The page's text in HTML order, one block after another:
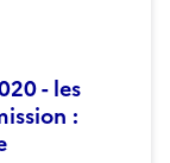
- les
: